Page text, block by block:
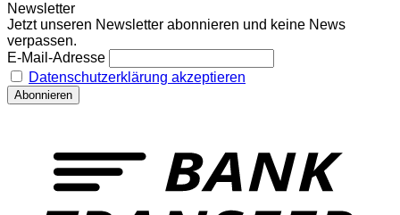
Newsletter
Jetzt unseren Newsletter abonnieren und keine News
verpassen.
E-Mail-Adresse
Datenschutzerklärung akzeptieren